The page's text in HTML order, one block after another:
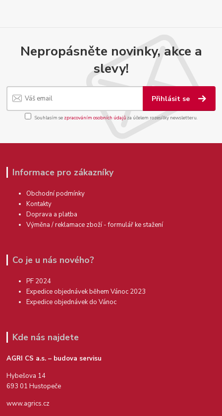
Nepropásněte novinky, akce a
slevy!
Přihlásit se
Souhlasím se zpracováním osobních údajůza účelem rozesílky newsletteru.
Informace pro zákazníky
Obchodní podmínky
Kontakty
Doprava a platba
Výměna / reklamace zboží - formulář ke stažení
Co je u nás nového?
PF 2024
Expedice objednávek během Vánoc 2023
Expedice objednávek do Vánoc
Kde nás najdete
AGRI CS a.s. – budova servisu
Hybešova 14
693 01 Hustopeče
www.agrics.cz